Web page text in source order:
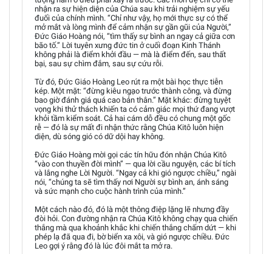
nhận ra sự hiện diện của Chúa sau khi trải nghiệm sự yếu
đuối của chính mình. “Chỉ như vậy, họ mới thực sự có thể
mở mắt và lòng mình để cảm nhận sự gần gũi của Người,”
Đức Giáo Hoàng nói, “tìm thấy sự bình an ngay cả giữa cơn
bão tố.” Lời tuyên xưng đức tin ở cuối đoạn Kinh Thánh
không phải là điểm khởi đầu — mà là điểm đến, sau thất
bại, sau sự chìm đắm, sau sự cứu rỗi.
Từ đó, Đức Giáo Hoàng Leo rút ra một bài học thực tiễn
kép. Một mặt: “đừng kiêu ngạo trước thành công, và đừng
bao giờ đánh giá quá cao bản thân.” Mặt khác: đừng tuyệt
vọng khi thử thách khiến ta có cảm giác mọi thứ đang vượt
khỏi tầm kiểm soát. Cả hai cám dỗ đều có chung một gốc
rễ — đó là sự mất đi nhận thức rằng Chúa Kitô luôn hiện
diện, dù sóng gió có dữ dội hay không.
Đức Giáo Hoàng mời gọi các tín hữu đón nhận Chúa Kitô
“vào con thuyền đời mình” — qua lời cầu nguyện, các bí tích
và lắng nghe Lời Người. “Ngay cả khi gió ngược chiều,” ngài
nói, “chúng ta sẽ tìm thấy nơi Người sự bình an, ánh sáng
và sức mạnh cho cuộc hành trình của mình.”
Một cách nào đó, đó là một thông điệp lặng lẽ nhưng đầy
đòi hỏi. Con đường nhận ra Chúa Kitô không chạy qua chiến
thắng mà qua khoảnh khắc khi chiến thắng chấm dứt — khi
phép lạ đã qua đi, bờ biển xa xôi, và gió ngược chiều. Đức
Leo gợi ý rằng đó là lúc đôi mắt ta mở ra.